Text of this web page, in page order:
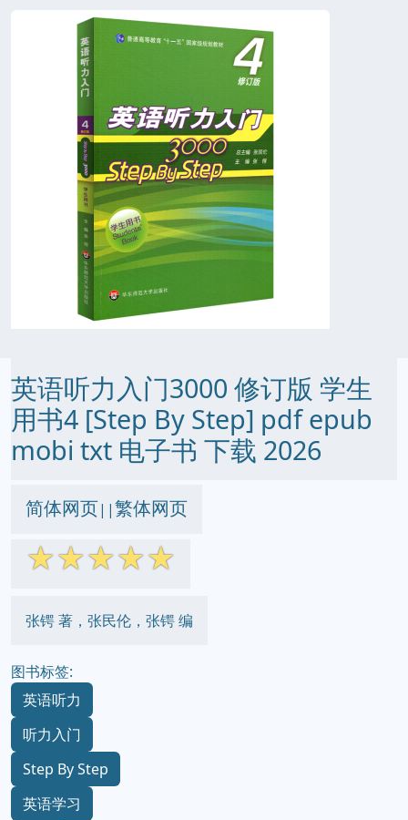
英语听力入门3000 修订版 学生
用书4 [Step By Step] pdf epub
mobi txt 电子书 下载 2026
简体网页||繁体网页
☆☆☆☆☆
张锷 著，张民伦，张锷 编
图书标签:
英语听力
听力入门
Step By Step
英语学习